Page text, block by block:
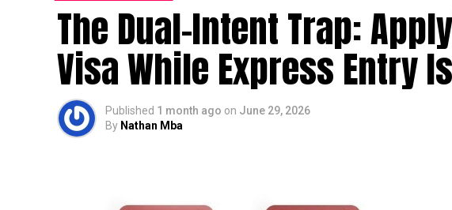
The Dual-Intent Trap:
Visa While Express Entry
Published 1 month ago on June 29, 2026
By Nathan Mba